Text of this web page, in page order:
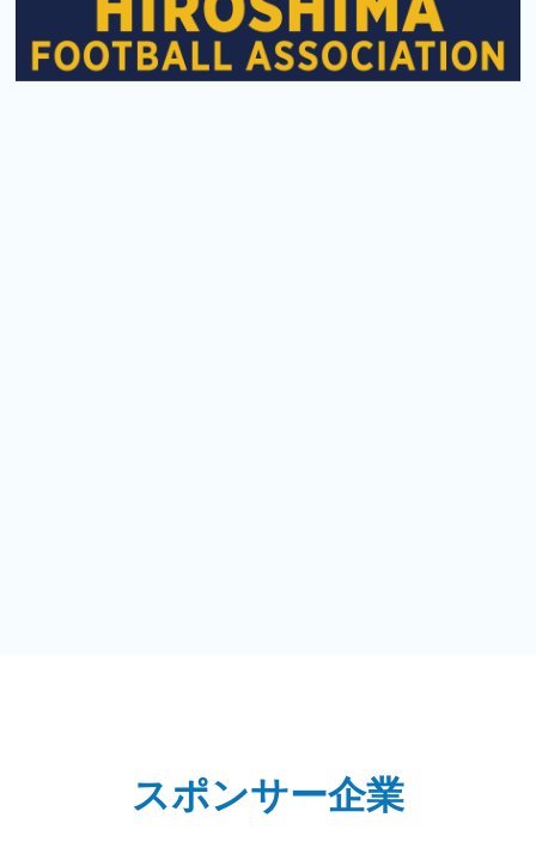
スポンサー企業